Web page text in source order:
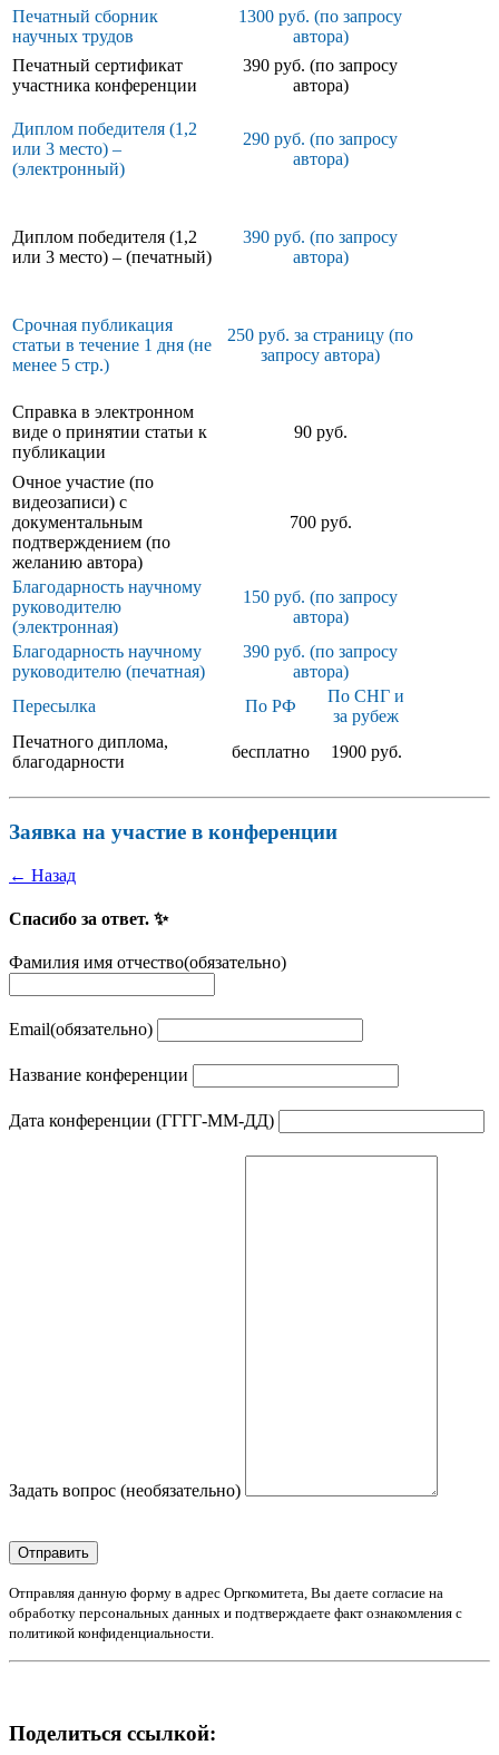
Печатный сборник
научных трудов
1300 руб. (по запросу
автора)
Печатный сертификат
участника конференции
390 руб. (по запросу
автора)
Диплом победителя (1,2
или 3 место) –
(электронный)
290 руб. (по запросу
автора)
Диплом победителя (1,2
или 3 место) – (печатный)
390 руб. (по запросу
автора)
Срочная публикация
статьи в течение 1 дня (не
менее 5 стр.)
250 руб. за страницу (по
запросу автора)
Справка в электронном
виде о принятии статьи к
публикации
90 руб.
Очное участие (по
видеозаписи) с
документальным
подтверждением (по
желанию автора)
700 руб.
Благодарность научному
руководителю
(электронная)
150 руб. (по запросу
автора)
Благодарность научному
руководителю (печатная)
390 руб. (по запросу
автора)
Пересылка
По РФ
По СНГ и
за рубеж
Печатного диплома,
благодарности
бесплатно 1900 руб.
Заявка на участие в конференции
← Назад
Спасибо за ответ. ✨
Фамилия имя отчество(обязательно)
Email(обязательно)
Название конференции
Дата конференции (ГГГГ-ММ-ДД)
Задать вопрос (необязательно)
Отправить
Отправляя данную форму в адрес Оргкомитета, Вы даете согласие на
обработку персональных данных и подтверждаете факт ознакомления с
политикой конфиденциальности.
Поделиться ссылкой: